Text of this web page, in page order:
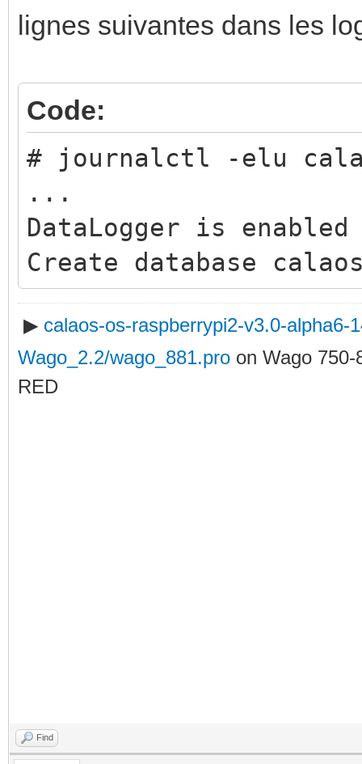
lignes suivantes dans les
Code:
# journalctl -elu
...
DataLogger is enabled
Create database
▶ calaos-os-raspberrypi2-v3.0-alpha6-
Wago_2.2/wago_881.pro on Wago 750-
RED
Find